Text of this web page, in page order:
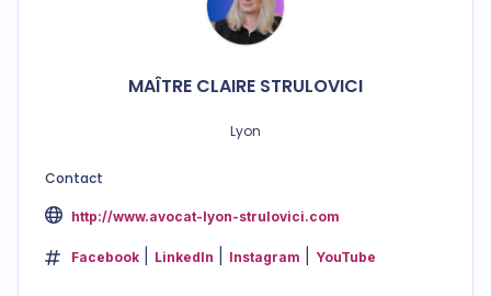
MAÎTRE CLAIRE STRULOVICI
Lyon
Contact
http://www.avocat-lyon-strulovici.com
Facebook LinkedIn Instagram YouTube